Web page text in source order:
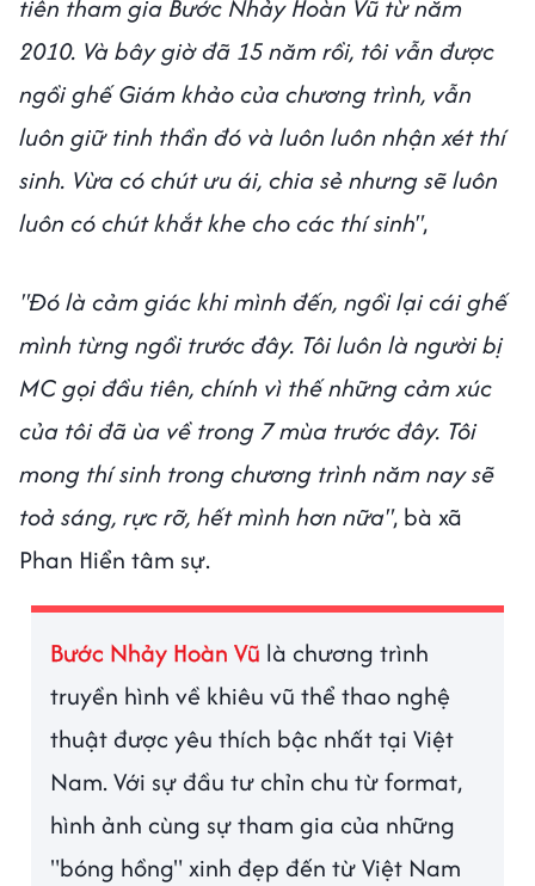
tiên tham gia Bước Nhảy Hoàn Vũ từ năm
2010. Và bây giờ đã 15 năm rồi, tôi vẫn được
ngồi ghế Giám khảo của chương trình, vẫn
luôn giữ tinh thần đó và luôn luôn nhận xét thí
sinh. Vừa có chút ưu ái, chia sẻ nhưng sẽ luôn
luôn có chút khắt khe cho các thí sinh",
"Đó là cảm giác khi mình đến, ngồi lại cái ghế
mình từng ngồi trước đây. Tôi luôn là người bị
MC gọi đầu tiên, chính vì thế những cảm xúc
của tôi đã ùa về trong 7 mùa trước đây. Tôi
mong thí sinh trong chương trình năm nay sẽ
toả sáng, rực rỡ, hết mình hơn nữa", bà xã
Phan Hiển tâm sự.
Bước Nhảy Hoàn Vũ là chương trình
truyền hình về khiêu vũ thể thao nghệ
thuật được yêu thích bậc nhất tại Việt
Nam. Với sự đầu tư chỉn chu từ format,
hình ảnh cùng sự tham gia của những
"bóng hồng" xinh đẹp đến từ Việt Nam